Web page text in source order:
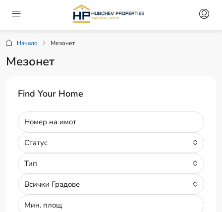
Начало Мезонет
Мезонет
Find Your Home
Статус
Тип
Всички Градове